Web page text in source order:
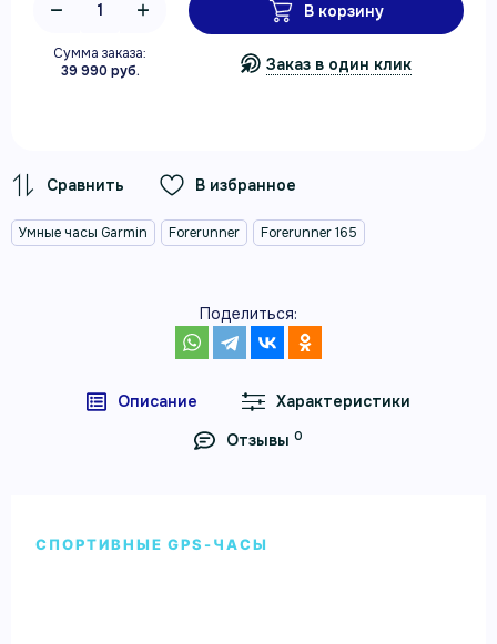
Сумма заказа:
39 990 руб.
В корзину
Заказ в один клик
В избранное
Умные часы Garmin Forerunner Forerunner 165
Поделиться:
Описание
Характеристики
Отзывы 0
СПОРТИВНЫЕ GPS-ЧАСЫ